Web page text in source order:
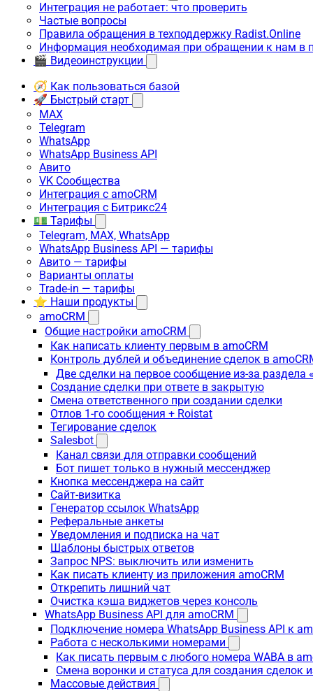
Интеграция не работает: что проверить
Частые вопросы
Правила обращения в техподдержку Radist.Online
Информация необходимая при обращении к нам в
🎬 Видеоинструкции
🧭 Как пользоваться базой
🚀 Быстрый старт
MAX
Telegram
WhatsApp
WhatsApp Business API
Авито
VK Сообщества
Интеграция с amoCRM
Интеграция с Битрикс24
💵 Тарифы
Telegram, MAX, WhatsApp
WhatsApp Business API — тарифы
Авито — тарифы
Варианты оплаты
Trade-in — тарифы
⭐ Наши продукты
amoCRM
Общие настройки amoCRM
Как написать клиенту первым в amoCRM
Контроль дублей и объединение сделок в
Две сделки на первое сообщение из-за раздела
Создание сделки при ответе в закрытую
Смена ответственного при создании сделки
Отлов 1-го сообщения + Roistat
Тегирование сделок
Salesbot
Канал связи для отправки сообщений
Бот пишет только в нужный мессенджер
Кнопка мессенджера на сайт
Сайт-визитка
Генератор ссылок WhatsApp
Реферальные анкеты
Уведомления и подписка на чат
Шаблоны быстрых ответов
Запрос NPS: выключить или изменить
Как писать клиенту из приложения amoCRM
Открепить лишний чат
Очистка кэша виджетов через консоль
WhatsApp Business API для amoCRM
Подключение номера WhatsApp Business API к
Работа с несколькими номерами
Как писать первым с любого номера WABA в
Смена воронки и статуса для создания сделок
Массовые действия